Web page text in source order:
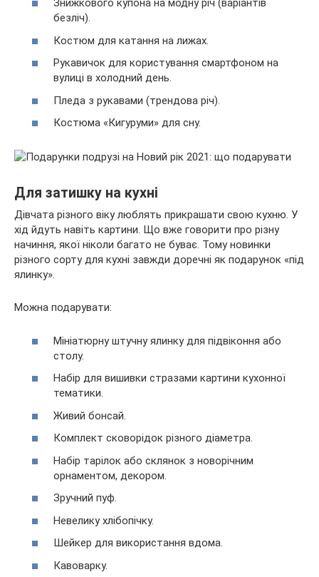
Знижкового купона на модну річ (варіантів
безліч).
Костюм для катання на лижах.
Рукавичок для користування смартфоном на
вулиці в холодний день.
Пледа з рукавами (трендова річ).
Костюма «Кигуруми» для сну.
Для затишку на кухні
Дівчата різного віку люблять прикрашати свою кухню. У
хід йдуть навіть картини. Що вже говорити про різну
начиння, якої ніколи багато не буває. Тому новинки
різного сорту для кухні завжди доречні як подарунок «під
ялинку».
Можна подарувати:
Мініатюрну штучну ялинку для підвіконня або
столу.
Набір для вишивки стразами картини кухонної
тематики.
Живий бонсай.
Комплект сковорідок різного діаметра.
Набір тарілок або склянок з новорічним
орнаментом, декором.
Зручний пуф.
Невелику хлібопічку.
Шейкер для використання вдома.
Кавоварку.